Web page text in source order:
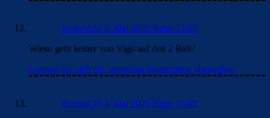
Ronald.33 4. Mai 2025 Beim 15:45
Wieso geht keiner von Vigo auf den 2 Ball?
Loggen Sie sich ein, um einen Kommentar abzugeben
Ronald.33 4. Mai 2025 Beim 15:48